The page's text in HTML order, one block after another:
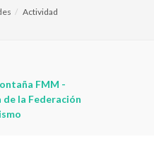
Actividad
FMM -
de la Federación